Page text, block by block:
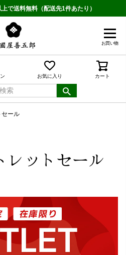
で送料無料（配送先1件あたり）
お買い物
お気に入り カート
セール
レットセール